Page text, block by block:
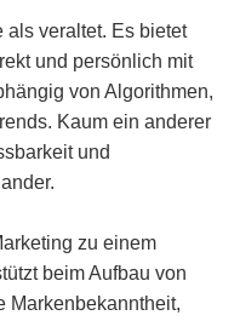
als veraltet. Es bietet
und persönlich mit
von Algorithmen,
Kaum ein anderer
und
zu einem
beim Aufbau von
Markenbekanntheit,